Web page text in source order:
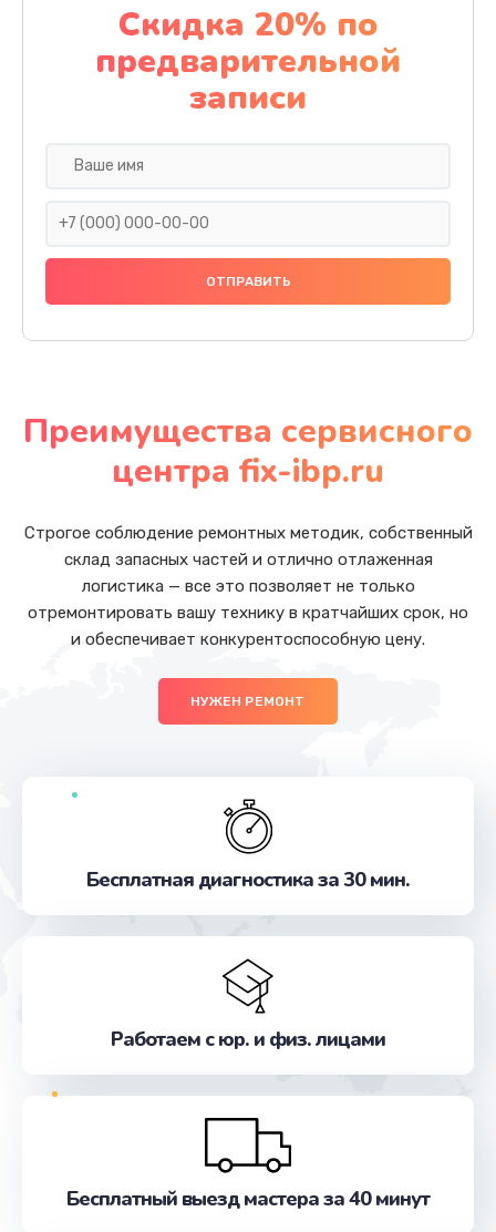
Скидка 20% по
предварительной
записи
Преимущества сервисного
центра fix-ibp.ru
Строгое соблюдение ремонтных методик, собственный
склад запасных частей и отлично отлаженная
логистика — все это позволяет не только
отремонтировать вашу технику в кратчайших срок, но
и обеспечивает конкурентоспособную цену.
НУЖЕН РЕМОНТ
Бесплатная диагностика за 30 мин.
Работаем с юр. и физ. лицами
Бесплатный выезд мастера за 40 минут